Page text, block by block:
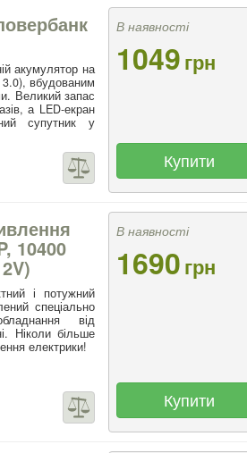
акумулятор на
вбудованим
Великий запас
а LED-екран
супутник у
В наявності
1049грн
Купити
10400
і потужний
спеціально
від
Ніколи більше
електрики!
В наявності
1690грн
Купити